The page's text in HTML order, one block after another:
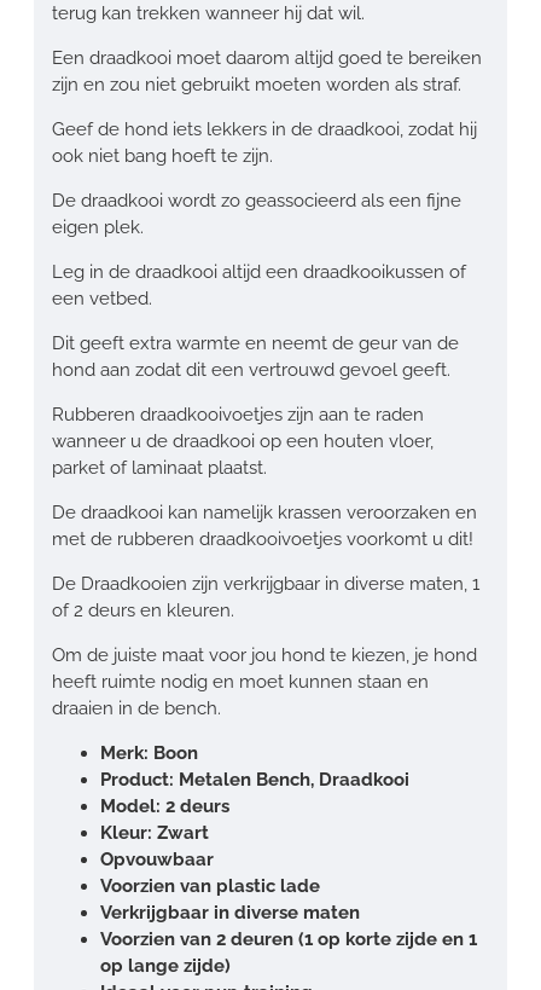
terug kan trekken wanneer hij dat wil.
Een draadkooi moet daarom altijd goed te bereiken
zijn en zou niet gebruikt moeten worden als straf.
Geef de hond iets lekkers in de draadkooi, zodat hij
ook niet bang hoeft te zijn.
De draadkooi wordt zo geassocieerd als een fijne
eigen plek.
Leg in de draadkooi altijd een draadkooikussen of
een vetbed.
Dit geeft extra warmte en neemt de geur van de
hond aan zodat dit een vertrouwd gevoel geeft.
Rubberen draadkooivoetjes zijn aan te raden
wanneer u de draadkooi op een houten vloer,
parket of laminaat plaatst.
De draadkooi kan namelijk krassen veroorzaken en
met de rubberen draadkooivoetjes voorkomt u dit!
De Draadkooien zijn verkrijgbaar in diverse maten, 1
of 2 deurs en kleuren.
Om de juiste maat voor jou hond te kiezen, je hond
heeft ruimte nodig en moet kunnen staan en
draaien in de bench.
Merk: Boon
Product: Metalen Bench, Draadkooi
Model: 2 deurs
Kleur: Zwart
Opvouwbaar
Voorzien van plastic lade
Verkrijgbaar in diverse maten
Voorzien van 2 deuren (1 op korte zijde en 1
op lange zijde)